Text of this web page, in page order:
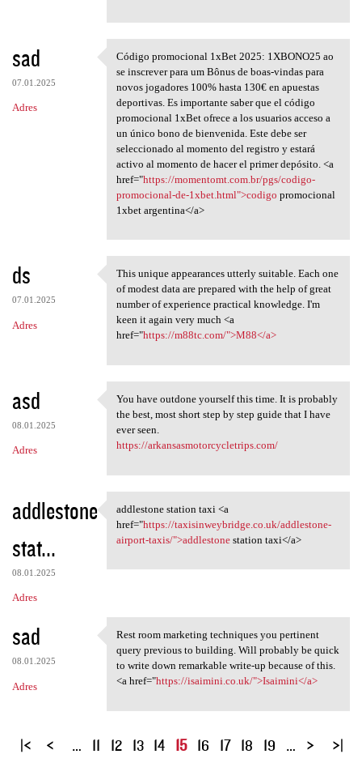
sad
07.01.2025
Adres
Código promocional 1xBet 2025
Código promocional 1xBet 2025: 1XBONO25 ao
se inscrever para um Bônus de boas-vindas para
novos jogadores 100% hasta 130€ en apuestas
deportivas. Es importante saber que el código
promocional 1xBet ofrece a los usuarios acceso a
un único bono de bienvenida. Este debe ser
seleccionado al momento del registro y estará
activo al momento de hacer el primer depósito. <a
href="https://momentomt.com.br/pgs/codigo-
promocional-de-1xbet.html">codigo promocional
1xbet argentina</a>
ds
07.01.2025
Adres
This unique appearances
This unique appearances utterly suitable. Each one
of modest data are prepared with the help of great
number of experience practical knowledge. I'm
keen it again very much <a
href="https://m88tc.com/">M88</a>
asd
08.01.2025
Adres
You have outdone yourself
You have outdone yourself this time. It is probably
the best, most short step by step guide that I have
ever seen.
https://arkansasmotorcycletrips.com/
addlestone
stat...
08.01.2025
Adres
addlestone station taxi <a
addlestone station taxi <a
href="https://taxisinweybridge.co.uk/addlestone-
airport-taxis/">addlestonestation taxi</a>
sad
08.01.2025
Adres
Rest room marketing
Rest room marketing techniques you pertinent
query previous to building. Will probably be quick
to write down remarkable write-up because of this.
<a href="https://isaimini.co.uk/">Isaimini</a>
S
… 11 12 13 14 15 16 17 18 19 …